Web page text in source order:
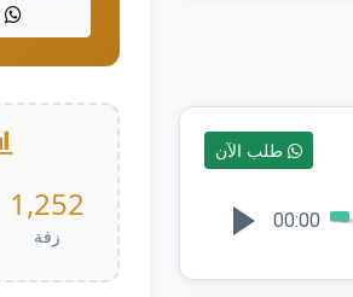
طلب الآن
00:00
1,252
زفة